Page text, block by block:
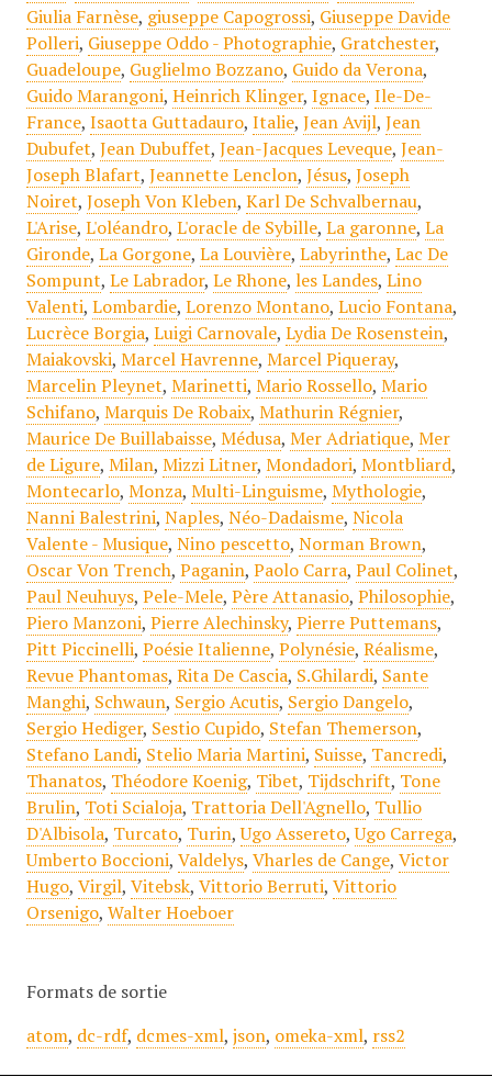
Giulia Farnèse, giuseppe Capogrossi, Giuseppe Davide
Polleri, Giuseppe Oddo - Photographie, Gratchester,
Guadeloupe, Guglielmo Bozzano, Guido da Verona,
Guido Marangoni, Heinrich Klinger, Ignace, Ile-De-
France, Isaotta Guttadauro, Italie, Jean Avijl, Jean
Dubufet, Jean Dubuffet, Jean-Jacques Leveque, Jean-
Joseph Blafart, Jeannette Lenclon, Jésus, Joseph
Noiret, Joseph Von Kleben, Karl De Schvalbernau,
L'Arise, L'oléandro, L'oracle de Sybille, La garonne, La
Gironde, La Gorgone, La Louvière, Labyrinthe, Lac De
Sompunt, Le Labrador, Le Rhone, les Landes, Lino
Valenti, Lombardie, Lorenzo Montano, Lucio Fontana,
Lucrèce Borgia, Luigi Carnovale, Lydia De Rosenstein,
Maiakovski, Marcel Havrenne, Marcel Piqueray,
Marcelin Pleynet, Marinetti, Mario Rossello, Mario
Schifano, Marquis De Robaix, Mathurin Régnier,
Maurice De Buillabaisse, Médusa, Mer Adriatique, Mer
de Ligure, Milan, Mizzi Litner, Mondadori, Montbliard,
Montecarlo, Monza, Multi-Linguisme, Mythologie,
Nanni Balestrini, Naples, Néo-Dadaisme, Nicola
Valente - Musique, Nino pescetto, Norman Brown,
Oscar Von Trench, Paganin, Paolo Carra, Paul Colinet,
Paul Neuhuys, Pele-Mele, Père Attanasio, Philosophie,
Piero Manzoni, Pierre Alechinsky, Pierre Puttemans,
Pitt Piccinelli, Poésie Italienne, Polynésie, Réalisme,
Revue Phantomas, Rita De Cascia, S.Ghilardi, Sante
Manghi, Schwaun, Sergio Acutis, Sergio Dangelo,
Sergio Hediger, Sestio Cupido, Stefan Themerson,
Stefano Landi, Stelio Maria Martini, Suisse, Tancredi,
Thanatos, Théodore Koenig, Tibet, Tijdschrift, Tone
Brulin, Toti Scialoja, Trattoria Dell'Agnello, Tullio
D'Albisola, Turcato, Turin,Ugo Assereto,Ugo Carrega,
Umberto Boccioni, Valdelys, Vharles de Cange, Victor
Hugo, Virgil, Vitebsk, Vittorio Berruti, Vittorio
Orsenigo, Walter Hoeboer
Formats de sortie
atom, dc-rdf, dcmes-xml, json, omeka-xml, rss2